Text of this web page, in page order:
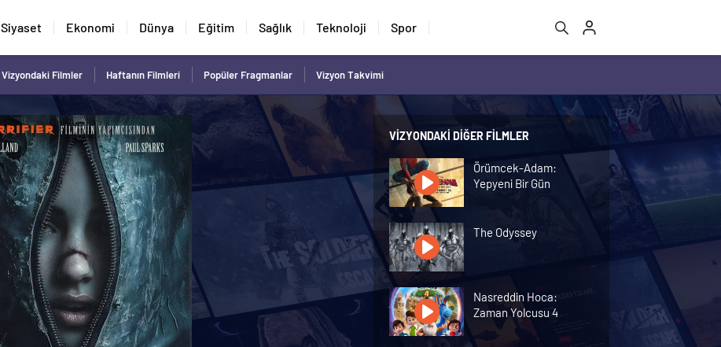
Siyaset Ekonomi Dünya Eğitim Sağlık Teknoloji Spor
Vizyondaki Filmler Haftanın Filmleri Popüler Fragmanlar Vizyon Takvimi
VIZYONDAKI DIĞER FILMLER
Örümcek-Adam:
Yepyeni Bir Gün
The Odyssey
Nasreddin Hoca:
Zaman Yolcusu 4